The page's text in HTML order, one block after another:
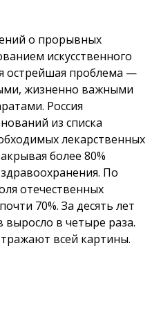
о прорывных
искусственного
острейшая проблема —
жизненно важными
Россия
из списка
лекарственных
более 80%
По
отечественных
70%. За десять лет
выросло в четыре раза.
всей картины.